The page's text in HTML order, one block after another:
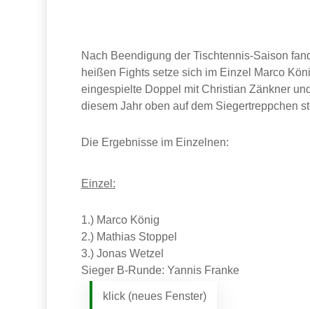
Nach Beendigung der Tischtennis-Saison
heißen Fights setze sich im Einzel Marco
eingespielte Doppel mit Christian Zänkner
diesem Jahr oben auf dem Siegertreppchen
Die Ergebnisse im Einzelnen:
Einzel:
1.) Marco König
2.) Mathias Stoppel
3.) Jonas Wetzel
Sieger B-Runde: Yannis Franke
klick (neues Fenster)